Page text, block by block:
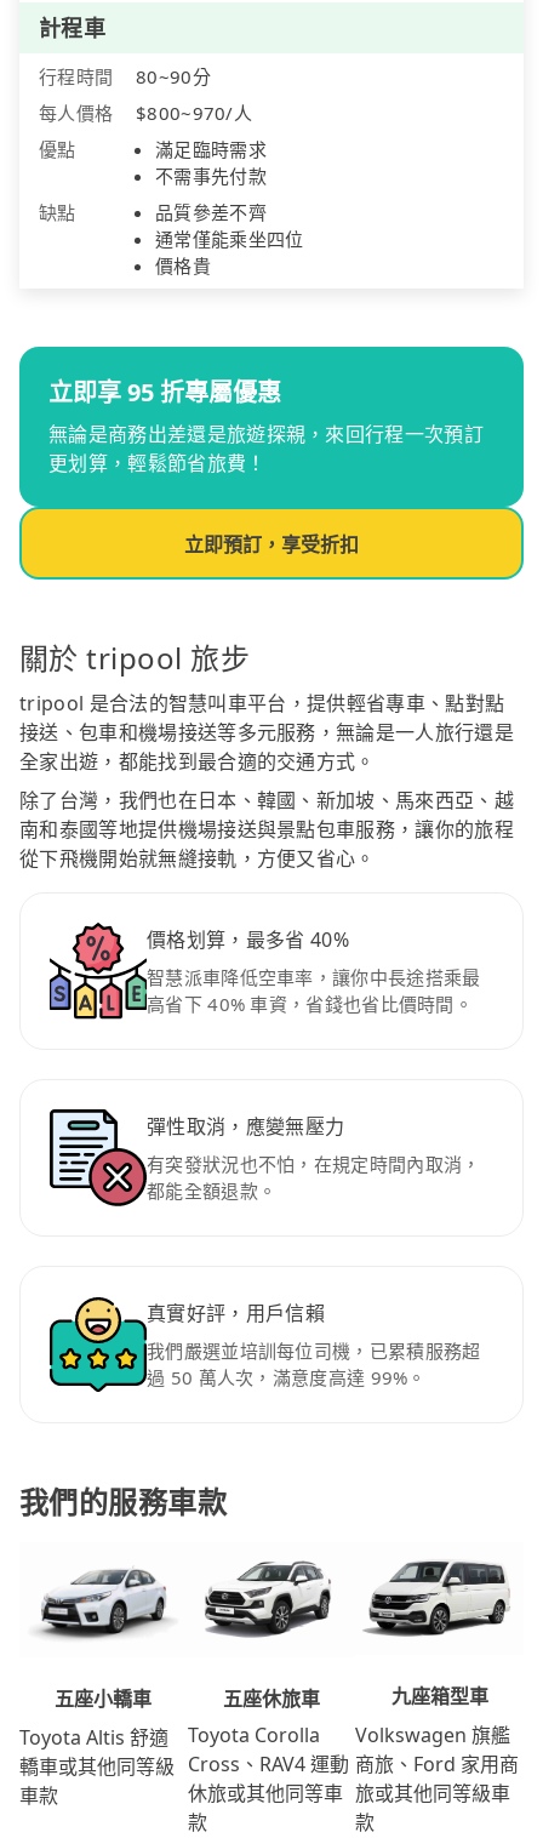
計程車
行程時間
80~90分
每人價格
$800~970/人
優點
滿足臨時需求
不需事先付款
缺點
品質參差不齊
通常僅能乘坐四位
價格貴
立即享 95 折專屬優惠
無論是商務出差還是旅遊探親，來回行程一次預訂
更划算，輕鬆節省旅費！
立即預訂，享受折扣
關於 tripool 旅步
tripool 是合法的智慧叫車平台，提供輕省專車、點對點
接送、包車和機場接送等多元服務，無論是一人旅行還是
全家出遊，都能找到最合適的交通方式。
除了台灣，我們也在日本、韓國、新加坡、馬來西亞、越
南和泰國等地提供機場接送與景點包車服務，讓你的旅程
從下飛機開始就無縫接軌，方便又省心。
價格划算，最多省 40%
智慧派車降低空車率，讓你中長途搭乘最
高省下 40% 車資，省錢也省比價時間。
彈性取消，應變無壓力
有突發狀況也不怕，在規定時間內取消，
都能全額退款。
真實好評，用戶信賴
我們嚴選並培訓每位司機，已累積服務超
過 50 萬人次，滿意度高達 99%。
我們的服務車款
五座小轎車
Toyota Altis 舒適
轎車或其他同等級
車款
五座休旅車
Toyota Corolla
Cross、RAV4 運動
休旅或其他同等車
款
九座箱型車
Volkswagen 旗艦
商旅、Ford 家用商
旅或其他同等級車
款